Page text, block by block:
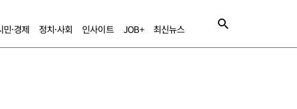
민·경제 정치·사회 인사이트 JOB+ 최신뉴스